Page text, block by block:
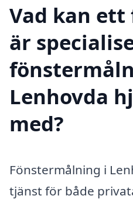
Vad kan ett
är
Lenhovda
med?
Fönstermålning i
tjänst för både